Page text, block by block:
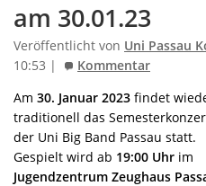
am 30.01.23
Veröffentlicht von Uni Passau
10:53 |
Kommentar
Am 30. Januar 2023 findet
traditionell das
der Uni Big Band Passau statt.
Gespielt wird ab 19:00 Uhr im
Jugendzentrum Zeughaus